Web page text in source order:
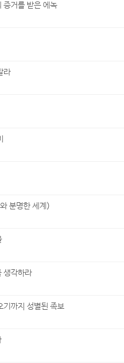
증거를 받은 에녹
라
분명한 세계)
생각하라
기까지 성별된 족보